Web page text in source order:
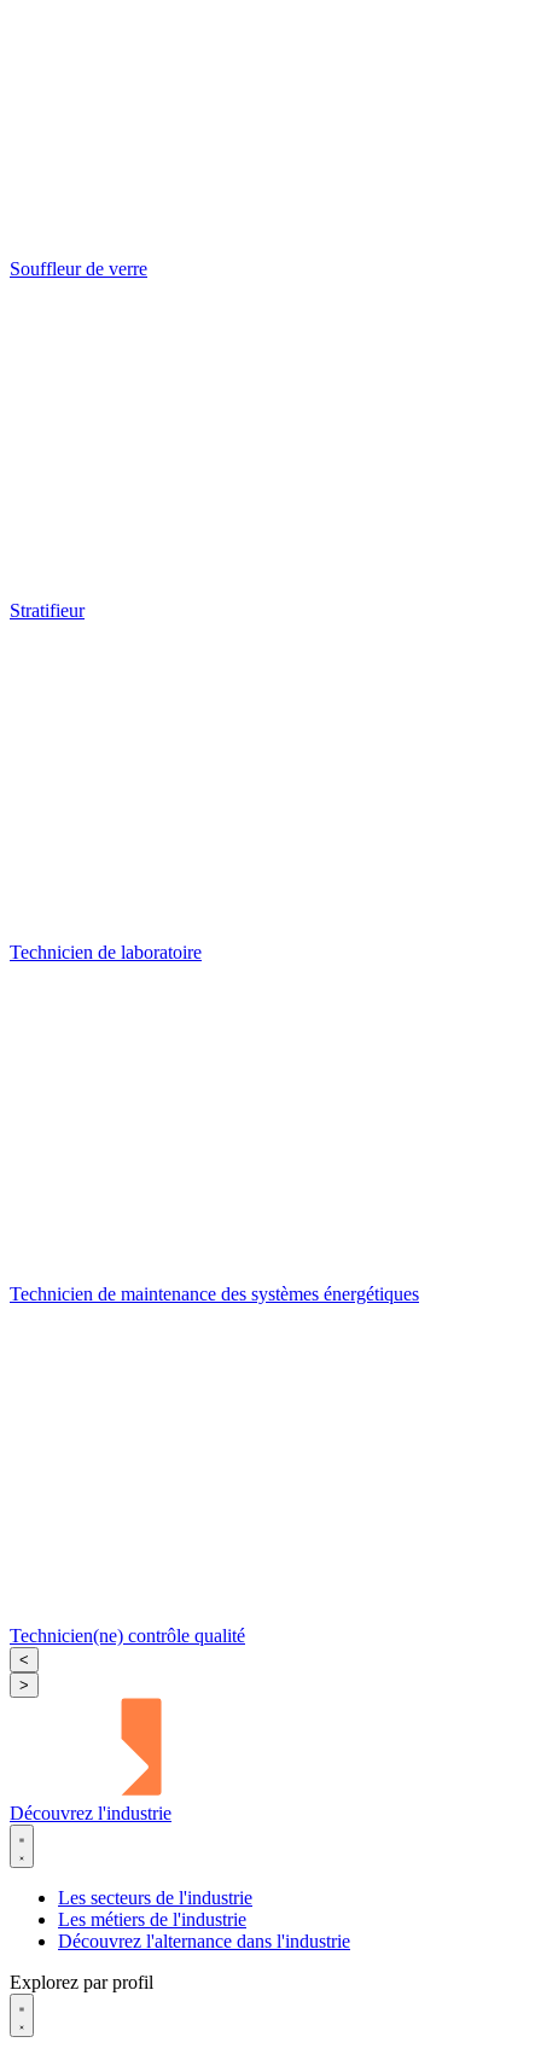
Souffleur de verre
Stratifieur
Technicien de laboratoire
Technicien de maintenance des systèmes énergétiques
Technicien(ne) contrôle qualité
<
>
Découvrez l'industrie
Les secteurs de l'industrie
Les métiers de l'industrie
Découvrez l'alternance dans l'industrie
Explorez par profil